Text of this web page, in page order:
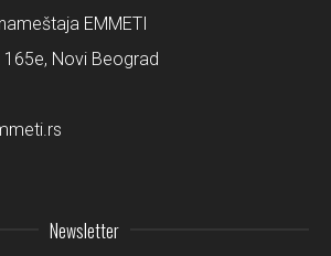
EMMETI
165e, Novi Beograd
Newsletter